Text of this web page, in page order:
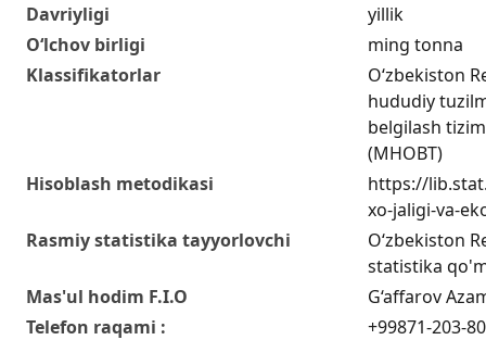
Davriyligi
yillik
O‘lchov birligi
ming tonna
Klassifikatorlar
O‘zbekiston
hududiy
belgilash
(MHOBT)
Hisoblash metodikasi
https://
xo-jaligi-va-
Rasmiy statistika tayyorlovchi
O‘zbekiston
statistika
Mas'ul hodim F.I.O
G‘affarov
Telefon raqami :
+99871-203-